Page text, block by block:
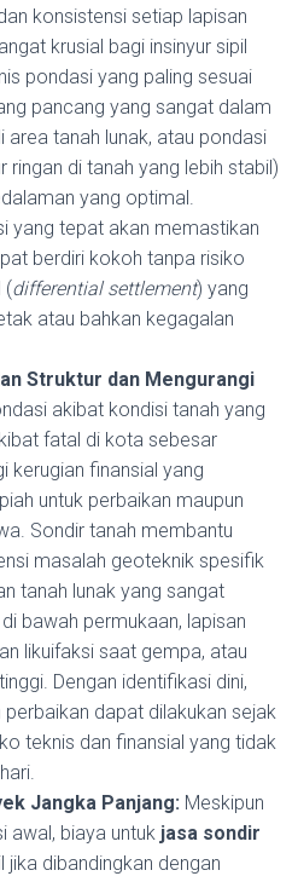
konsistensi setiap lapisan
krusial bagi insinyur sipil
pondasi yang paling sesuai
pancang yang sangat dalam
area tanah lunak, atau pondasi
ringan di tanah yang lebih stabil)
yang optimal.
yang tepat akan memastikan
berdiri kokoh tanpa risiko
(differential settlement) yang
atau bahkan kegagalan
Struktur dan Mengurangi
akibat kondisi tanah yang
fatal di kota sebesar
kerugian finansial yang
untuk perbaikan maupun
Sondir tanah membantu
masalah geoteknik spesifik
tanah lunak yang sangat
bawah permukaan, lapisan
likuifaksi saat gempa, atau
Dengan identifikasi dini,
dapat dilakukan sejak
teknis dan finansial yang tidak
Jangka Panjang: Meskipun
awal, biaya untuk jasa sondir
jika dibandingkan dengan